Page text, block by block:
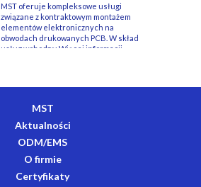
MST oferuje kompleksowe usługi
związane z kontraktowym montażem
elementów elektronicznych na
obwodach drukowanych PCB. W skład
usług wchodzą: Więcej informacji
MST
Aktualności
ODM/EMS
O firmie
Certyfikaty